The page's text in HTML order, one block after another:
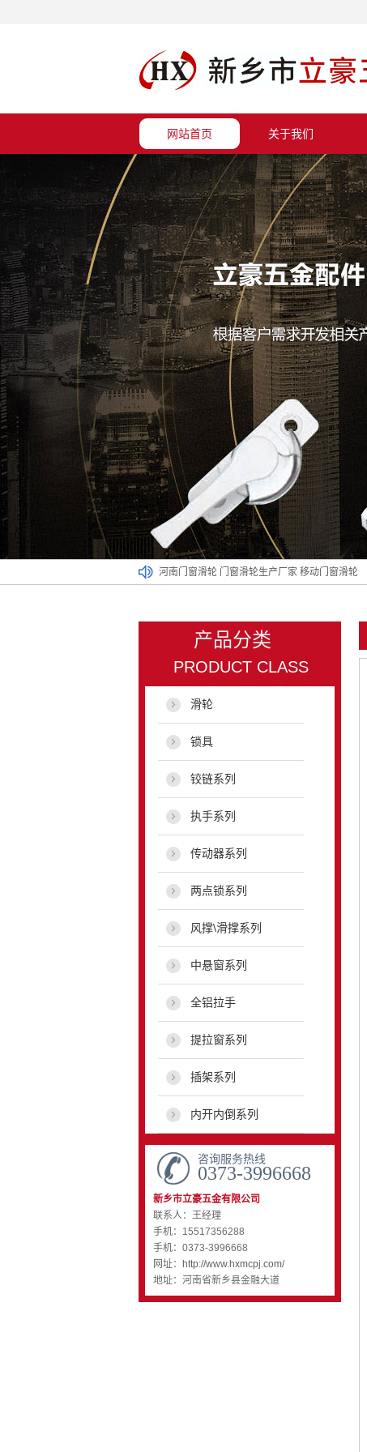
网站首页 关于我们
河南门窗滑轮 门窗滑轮生产厂家 移动门窗滑轮
产品分类
PRODUCT CLASS
滑轮
锁具
铰链系列
执手系列
传动器系列
两点锁系列
风撑\滑撑系列
中悬窗系列
全铝拉手
提拉窗系列
插架系列
内开内倒系列
咨询服务热线
0373-3996668
新乡市立豪五金有限公司
联系人：王经理
手机：15517356288
手机：0373-3996668
网址：
http://www.hxmcpj.com/
地址：河南省新乡县金融大道